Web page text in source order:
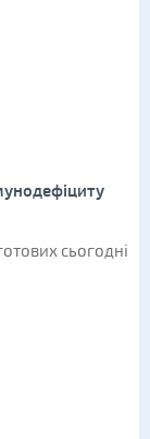
сьогодні